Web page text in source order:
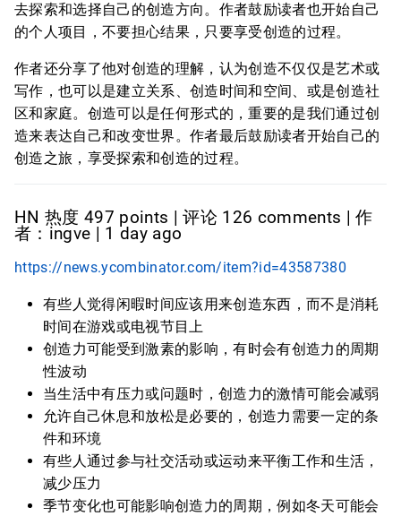
去探索和选择自己的创造方向。作者鼓励读者也开始自己
的个人项目，不要担心结果，只要享受创造的过程。
作者还分享了他对创造的理解，认为创造不仅仅是艺术或
写作，也可以是建立关系、创造时间和空间、或是创造社
区和家庭。创造可以是任何形式的，重要的是我们通过创
造来表达自己和改变世界。作者最后鼓励读者开始自己的
创造之旅，享受探索和创造的过程。
HN 热度 497 points | 评论 126 comments | 作
者：ingve | 1 day ago
https://news.ycombinator.com/item?id=43587380
有些人觉得闲暇时间应该用来创造东西，而不是消耗
时间在游戏或电视节目上
创造力可能受到激素的影响，有时会有创造力的周期
性波动
当生活中有压力或问题时，创造力的激情可能会减弱
允许自己休息和放松是必要的，创造力需要一定的条
件和环境
有些人通过参与社交活动或运动来平衡工作和生活，
减少压力
季节变化也可能影响创造力的周期，例如冬天可能会